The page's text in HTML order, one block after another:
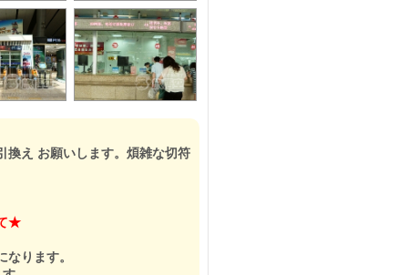
換え お願いします。煩雑な切符
★
ります。